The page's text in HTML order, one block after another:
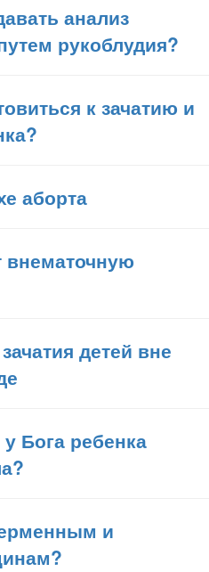
анализ
рукоблудия?
к зачатию и
аборта
внематочную
детей вне
Бога ребенка
и